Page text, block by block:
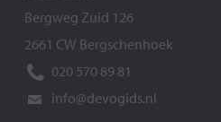
Bergweg Zuid 126
2661 CW Bergschenhoek
020 570 89 81
info@devogids.nl